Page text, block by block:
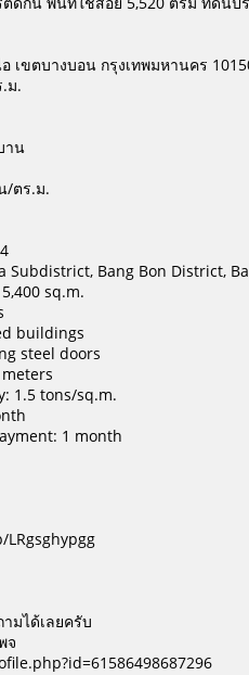
เขตบางบอน กรุงเทพมหานคร
ม.
าน
/ตร.ม.
Subdistrict, Bang Bon District,
sq.m.
buildings
steel doors
1.5 tons/sq.m.
1 month
ได้เลยครับ
จ